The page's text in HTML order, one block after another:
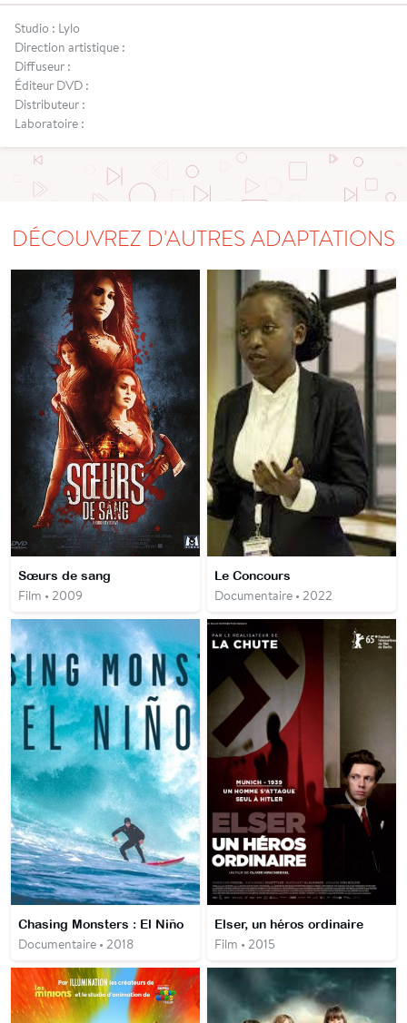
Studio : Lylo
Direction artistique :
Diffuseur :
Éditeur DVD :
Distributeur :
Laboratoire :
DÉCOUVREZ D'AUTRES ADAPTATIONS
Sœurs de sang
Film • 2009
Le Concours
Documentaire • 2022
Chasing Monsters : El Niño
Documentaire • 2018
Elser, un héros ordinaire
Film • 2015